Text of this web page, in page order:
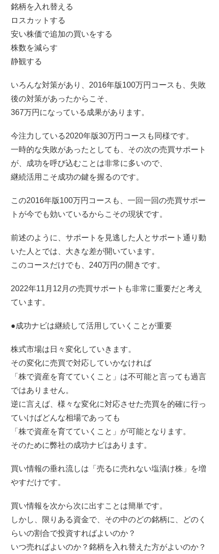
銘柄を入れ替える
ロスカットする
安い株価で追加の買いをする
株数を減らす
静観する
いろんな対策があり、2016年版100万円コースも、失敗
後の対策があったからこそ、
367万円になっている成果があります。
今注力している2020年版30万円コースも同様です。
一時的な失敗があったとしても、その次の売買サポート
が、成功を呼び込むことは非常に多いので、
継続活用こそ成功の鍵を握るのです。
この2016年版100万円コースも、一回一回の売買サポー
トが今でも効いているからこその現状です。
前述のように、サポートを見逃した人とサポート通り動
いた人とでは、大きな差が開いています。
このコースだけでも、240万円の開きです。
2022年11月12月の売買サポートも非常に重要だと考え
ています。
●成功ナビは継続して活用していくことが重要
株式市場は日々変化していきます。
その変化に売買で対応していかなければ
「株で資産を育てていくこと」は不可能と言っても過言
ではありません。
逆に言えば、様々な変化に対応させた売買を的確に行っ
ていけばどんな相場であっても
「株で資産を育てていくこと」が可能となります。
そのために弊社の成功ナビはあります。
買い情報の垂れ流しは「売るに売れない塩漬け株」を増
やすだけです。
買い情報を次から次に出すことは簡単です。
しかし、限りある資金で、その中のどの銘柄に、どのく
らいの割合で投資すればよいのか？
いつ売ればよいのか？銘柄を入れ替えた方がよいのか？